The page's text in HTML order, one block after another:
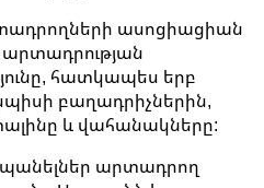
ասոցիացիան
արտադրության
հատկապես երբ
բաղադրիչներին,
և վահանակները:
արտադրող